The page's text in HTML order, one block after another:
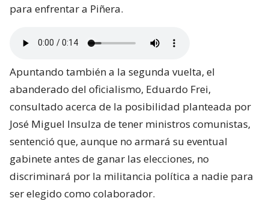
para enfrentar a Piñera.
Apuntando también a la segunda vuelta, el
abanderado del oficialismo, Eduardo Frei,
consultado acerca de la posibilidad planteada por
José Miguel Insulza de tener ministros comunistas,
sentenció que, aunque no armará su eventual
gabinete antes de ganar las elecciones, no
discriminará por la militancia política a nadie para
ser elegido como colaborador.